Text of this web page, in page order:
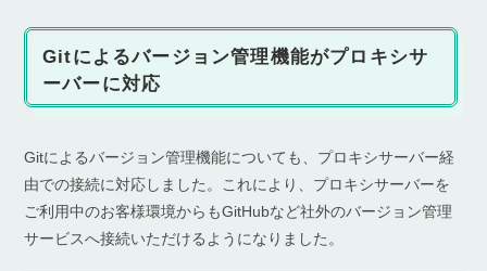
Gitによるバージョン管理機能がプロキシサ
ーバーに対応
Gitによるバージョン管理機能についても、プロキシサーバー経
由での接続に対応しました。これにより、プロキシサーバーを
ご利用中のお客様環境からもGitHubなど社外のバージョン管理
サービスへ接続いただけるようになりました。